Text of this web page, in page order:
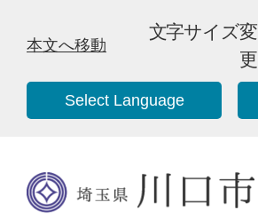
本文へ移動
文字サイズ変
更
Select Language